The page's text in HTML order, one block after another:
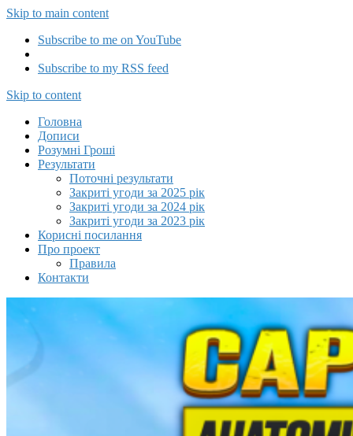
Skip to main content
Subscribe to me on YouTube
Subscribe to my RSS feed
Capitalizator UA
Skip to content
Головна
Дописи
Розумні Гроші
Результати
Поточні результати
Закриті угоди за 2025 рік
Закриті угоди за 2024 рік
Закриті угоди за 2023 рік
Корисні посилання
Про проект
Правила
Контакти